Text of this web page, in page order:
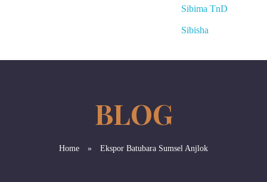
Sibima TnD
Sibisha
Home » Ekspor Batubara Sumsel Anjlok